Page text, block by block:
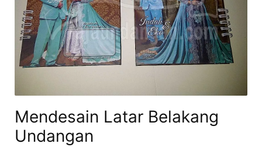
Mendesain Latar Belakang
Undangan